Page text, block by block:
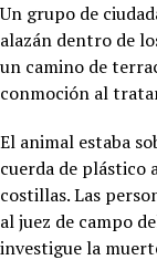
Un grupo de
alazán dentro de
un camino de
conmoción al
El animal estaba
cuerda de plástico
costillas. Las
al juez de campo
investigue la